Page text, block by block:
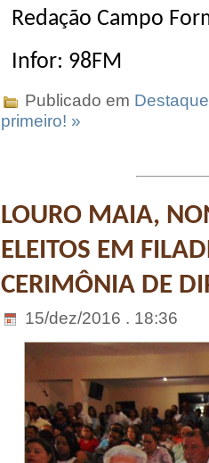
Redação Campo
Infor: 98FM
Publicado em
primeiro! »
LOURO MAIA,
ELEITOS EM
CERIMÔNIA DE
15/dez/2016 . 18:36